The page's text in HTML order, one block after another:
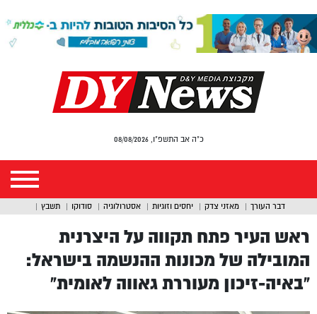
כ"ה אב התשפ"ו, 08/08/2026
דבר העורך מאזני צדק יחסים וזוגיות אסטרולוגיה סודוקו תשבץ
ראש העיר פתח תקווה על היצרנית
המובילה של מכונות ההנשמה בישראל:
“באיה-זיכון מעוררת גאווה לאומית”